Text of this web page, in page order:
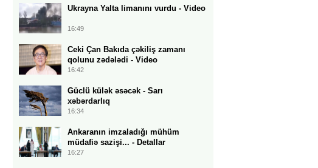
Ukrayna Yalta limanını vurdu - Video
16:49
Ceki Çan Bakıda çəkiliş zamanı
qolunu zədələdi - Video
16:42
Güclü külək əsəcək - Sarı
xəbərdarlıq
16:34
Ankaranın imzaladığı mühüm
müdafiə sazişi... - Detallar
16:27